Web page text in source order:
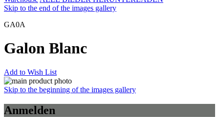
Skip to the end of the images gallery
GA0A
Galon Blanc
Add to Wish List
Skip to the beginning of the images gallery
Anmelden